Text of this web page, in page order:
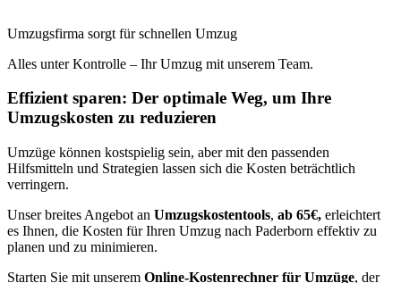
Umzugsfirma sorgt für schnellen Umzug
Alles unter Kontrolle – Ihr Umzug mit unserem Team.
Effizient sparen: Der optimale Weg, um Ihre
Umzugskosten zu reduzieren
Umzüge können kostspielig sein, aber mit den passenden
Hilfsmitteln und Strategien lassen sich die Kosten beträchtlich
verringern.
Unser breites Angebot an Umzugskostentools, ab 65€, erleichtert
es Ihnen, die Kosten für Ihren Umzug nach Paderborn effektiv zu
planen und zu minimieren.
Starten Sie mit unserem Online-Kostenrechner für Umzüge, der